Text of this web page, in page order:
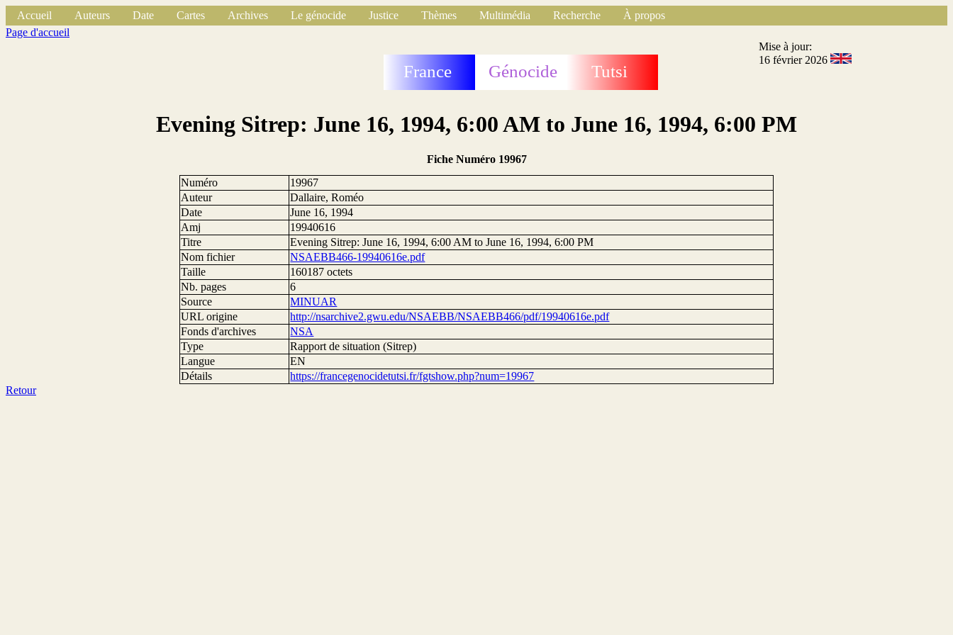
Accueil Auteurs Date Cartes Archives Le génocide Justice Thèmes Multimédia Recherche
À propos
Page d'accueil
France Génocide Tutsi
Mise à jour:
16 février 2026
Evening Sitrep: June 16, 1994, 6:00 AM to June 16, 1994, 6:00 PM
Fiche Numéro 19967
Numéro
19967
Auteur
Dallaire, Roméo
Date
June 16, 1994
Amj
19940616
Titre
Evening Sitrep: June 16, 1994, 6:00 AM to June 16, 1994, 6:00 PM
Nom fichier
NSAEBB466-19940616e.pdf
Taille
160187 octets
Nb. pages
6
Source
MINUAR
URL origine
http://nsarchive2.gwu.edu/NSAEBB/NSAEBB466/pdf/19940616e.pdf
Fonds d'archives
NSA
Type
Rapport de situation (Sitrep)
Langue
EN
Détails
https://francegenocidetutsi.fr/fgtshow.php?num=19967
Retour